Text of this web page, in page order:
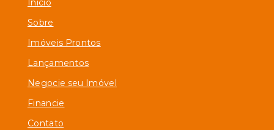
Sobre
Imóveis Prontos
Lançamentos
Negocie seu Imóvel
Financie
Contato